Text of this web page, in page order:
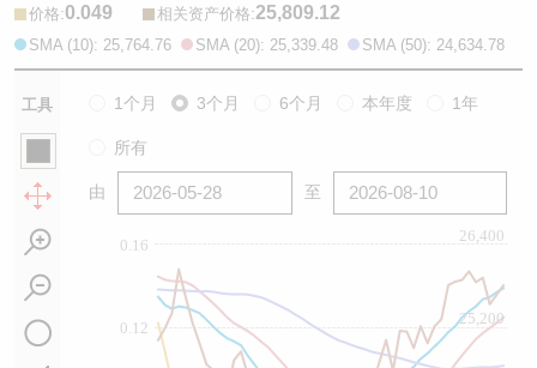
价格:0.049 相关资产价格:25,809.12
SMA (10): 25,764.76 SMA (20): 25,339.48 SMA (50): 24,634.78
工具 1个月 3个月 6个月 本年度 1年
所有
由 至
0.12
0.16
25,200
26,400